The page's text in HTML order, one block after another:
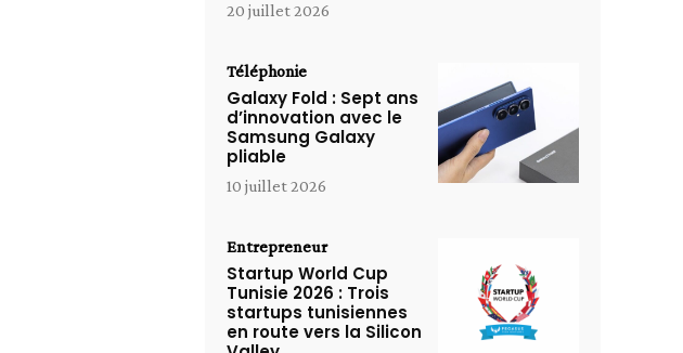
20 juillet 2026
Téléphonie
Galaxy Fold : Sept ans
d’innovation avec le
Samsung Galaxy
pliable
10 juillet 2026
Entrepreneur
Startup World Cup
Tunisie 2026 : Trois
startups tunisiennes
en route vers la Silicon